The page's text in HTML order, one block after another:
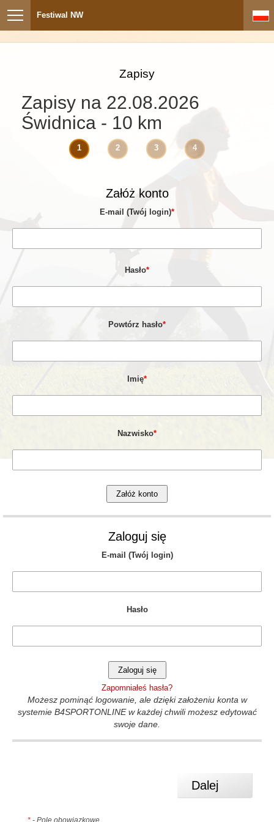
Festiwal NW
Zapisy
Zapisy na 22.08.2026
Świdnica - 10 km
1 2 3 4
Załóż konto
E-mail (Twój login)*
Hasło*
Powtórz hasło*
Imię*
Nazwisko*
Zaloguj się
E-mail (Twój login)
Hasło
Zapomniałeś hasła?
Możesz pominąć logowanie, ale dzięki założeniu konta w
systemie B4SPORTONLINE w każdej chwili możesz edytować
swoje dane.
* - Pole obowiązkowe